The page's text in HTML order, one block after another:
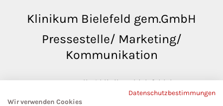
Klinikum Bielefeld gem.GmbH
Pressestelle/ Marketing/
Kommunikation
pressestelle@klinikumbielefeld.de
Teutoburger Str. 50Datenschutzbestimmungen
Wir verwenden Cookies